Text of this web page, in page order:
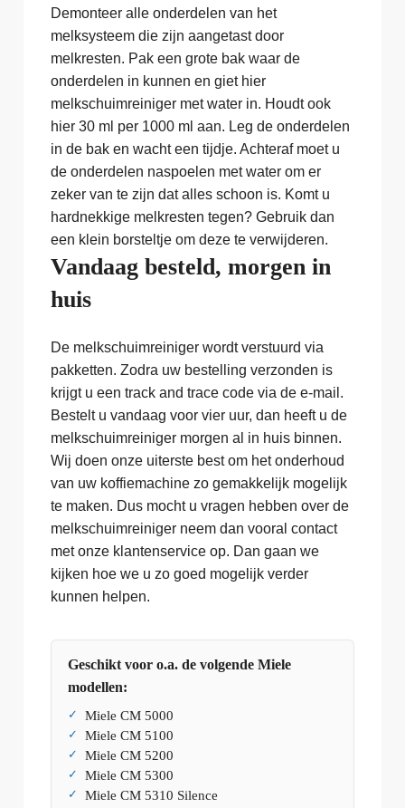
Demonteer alle onderdelen van het
melksysteem die zijn aangetast door
melkresten. Pak een grote bak waar de
onderdelen in kunnen en giet hier
melkschuimreiniger met water in. Houdt ook
hier 30 ml per 1000 ml aan. Leg de onderdelen
in de bak en wacht een tijdje. Achteraf moet u
de onderdelen naspoelen met water om er
zeker van te zijn dat alles schoon is. Komt u
hardnekkige melkresten tegen? Gebruik dan
een klein borsteltje om deze te verwijderen.
Vandaag besteld, morgen in
huis
De melkschuimreiniger wordt verstuurd via
pakketten. Zodra uw bestelling verzonden is
krijgt u een track and trace code via de e-mail.
Bestelt u vandaag voor vier uur, dan heeft u de
melkschuimreiniger morgen al in huis binnen.
Wij doen onze uiterste best om het onderhoud
van uw koffiemachine zo gemakkelijk mogelijk
te maken. Dus mocht u vragen hebben over de
melkschuimreiniger neem dan vooral contact
met onze klantenservice op. Dan gaan we
kijken hoe we u zo goed mogelijk verder
kunnen helpen.
Geschikt voor o.a. de volgende Miele
modellen:
Miele CM 5000
Miele CM 5100
Miele CM 5200
Miele CM 5300
Miele CM 5310 Silence